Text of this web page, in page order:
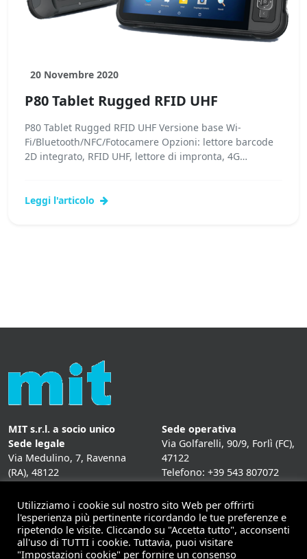
20 Novembre 2020
P80 Tablet Rugged RFID UHF
P80 Tablet Rugged RFID UHF Versione base Wi-
Fi/Bluetooth/NFC/Fotocamere Opzioni: lettore barcode
2D integrato, RFID UHF, lettore di impronta, 4G
Leggi l'articolo
MIT s.r.l. a socio unico
Sede legale
Via Medulino, 7, Ravenna
(RA), 48122
Sede operativa
Via Golfarelli, 90/9, Forlì (FC),
47122
Telefono: +39 543 807072
Mail: info@mitweb.it
INFORMATIVE
Privacy Policy
Cookie Policy
Utilizziamo i cookie sul nostro sito Web per offrirti
l'esperienza più pertinente ricordando le tue preferenze e
ripetendo le visite. Cliccando su "Accetta tutto", acconsenti
all'uso di TUTTI i cookie. Tuttavia, puoi visitare
"Impostazioni cookie" per fornire un consenso